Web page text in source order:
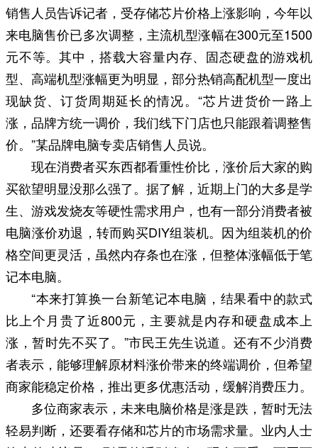
销售人员告诉记者，受存储芯片价格上涨影响，今年以
来电脑售价已多次调整，主流机型涨幅在300元至1500
元不等。其中，搭载大容量内存、固态硬盘的游戏机
型、高端机型涨幅更为明显，部分热销高配机型一度出
现缺货、订货周期延长的情况。“芯片进货价一路上
涨，品牌方统一调价，我们线下门店也只能跟着调整售
价。”某品牌电脑专卖店销售人员说。
现在消费者买东西都看重性价比，涨价后大家的购
买欲望明显没那么强了。据了解，近期上门的大多是学
生、游戏发烧友等硬性需求用户，也有一部分消费者被
电脑涨价劝退，转而购买DIY组装机。因为组装机的价
格空间更灵活，虽然内存条也在涨，但整体涨幅低于笔
记本电脑。
“本来打算换一台新笔记本电脑，结果看中的款式
比上个月贵了近800元，主要就是内存和硬盘成本上
涨，暂时先不买了。”市民王先生说道。还有不少消费
者表示，能够理解原材料涨价带来的终端调价，但希望
商家能稳定价格，推出更多优惠活动，缓解消费压力。
多位商家表示，未来电脑价格是涨是跌，暂时无法
轻易判断，还要看存储和芯片的市场需求量。业内人士